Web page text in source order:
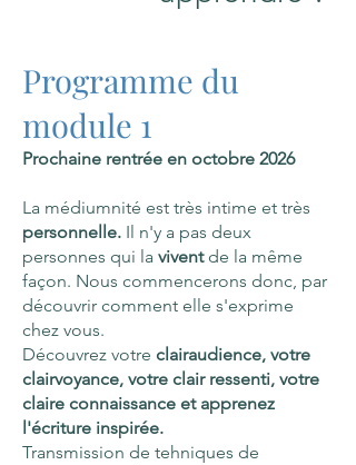
Programme du
module 1
Prochaine rentrée en octobre 2026
La médiumnité est très intime et très
personnelle. Il n'y a pas deux
personnes qui la viventde la même
façon. Nous commencerons donc, par
découvrir comment elle s'exprime
chez vous.
Découvrez votre clairaudience, votre
clairvoyance, votre clair ressenti, votre
claire connaissance et apprenez
l'écriture inspirée.
Transmission de tehniques de